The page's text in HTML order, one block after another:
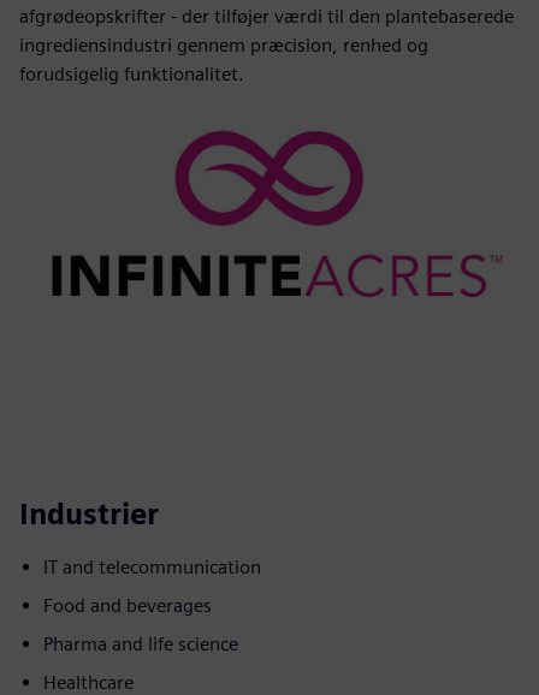
afgrødeopskrifter - der tilføjer værdi til den plantebaserede
ingrediensindustri gennem præcision, renhed og
forudsigelig funktionalitet.
Industrier
IT and telecommunication
Food and beverages
Pharma and life science
Healthcare